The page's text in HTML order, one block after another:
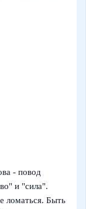
- повод
и "сила".
ломаться. Быть